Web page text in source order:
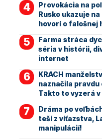
Provokácia na
Rusko ukazuje
hovorí o falošnej
Farma stráca
séria v histórii,
internet
KRACH
naznačila pravdu
Takto to vyzerá v
Dráma po
teší z víťazstva,
manipulácií!